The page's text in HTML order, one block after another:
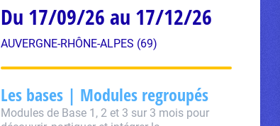
Du 17/09/26 au 17/12/26
AUVERGNE-RHÔNE-ALPES (69)
Les bases | Modules regroupés
Modules de Base 1, 2 et 3 sur 3 mois pour